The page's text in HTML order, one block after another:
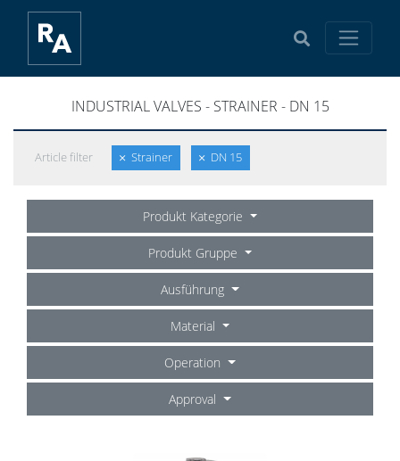
INDUSTRIAL VALVES - STRAINER - DN 15
Article filter Strainer DN 15
Produkt Kategorie
Produkt Gruppe
Ausführung
Material
Operation
Approval